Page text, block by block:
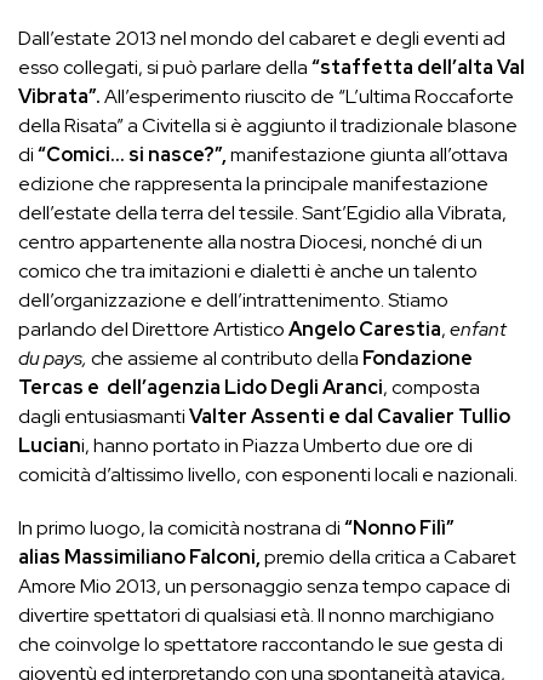
Dall’estate 2013 nel mondo del cabaret e degli eventi ad
esso collegati, si può parlare della“staffetta dell’alta Val
Vibrata”.All’esperimento riuscito de “L’ultima Roccaforte
della Risata” a Civitella si è aggiunto il tradizionale blasone
di“Comici… si nasce?”,manifestazione giunta all’ottava
edizione che rappresenta la principale manifestazione
dell’estate della terra del tessile. Sant’Egidio alla Vibrata,
centro appartenente alla nostra Diocesi, nonché di un
comico che tra imitazioni e dialetti è anche un talento
dell’organizzazione e dell’intrattenimento. Stiamo
parlando del Direttore ArtisticoAngelo Carestia,enfant
du pays, che assieme al contributo della Fondazione
Tercas e dell’agenzia Lido Degli Aranci, composta
dagli entusiasmantiValter Assenti e dal Cavalier Tullio
Luciani, hanno portato in Piazza Umberto due ore di
comicità d’altissimo livello, con esponenti locali e nazionali.
In primo luogo, la comicità nostrana di“Nonno Filì”
alias Massimiliano Falconi,premio della critica a Cabaret
Amore Mio 2013, un personaggio senza tempo capace di
divertire spettatori di qualsiasi età. Il nonno marchigiano
che coinvolge lo spettatore raccontando le sue gesta di
gioventù ed interpretando con una spontaneità atavica,